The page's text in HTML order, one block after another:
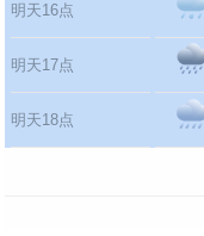
明天16点
明天17点
明天18点